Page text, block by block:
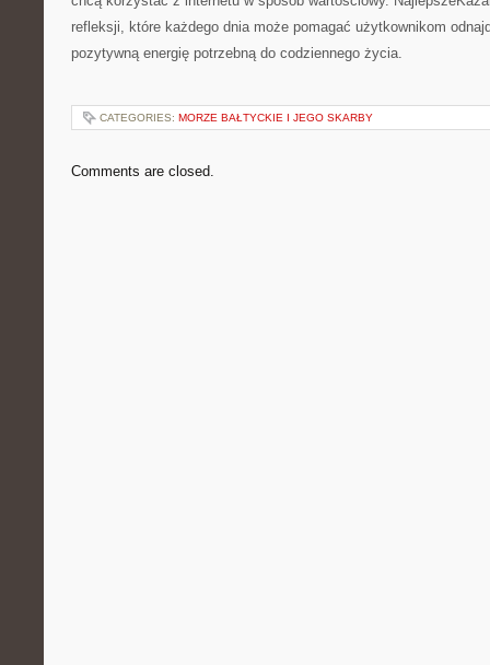
refleksji, które każdego dnia może pomagać użytkownikom
pozytywną energię potrzebną do codziennego życia.
CATEGORIES: MORZE BAŁTYCKIE I JEGO SKARBY
Comments are closed.